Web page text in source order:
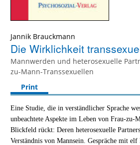
Jannik Brauckmann
Die Wirklichkeit
Mannwerden und heterosexuelle
zu-Mann-Transsexuellen
Print
Eine Studie, die in verständlicher Sprache
unbeachtete Aspekte im Leben von Frau-zu-
Blickfeld rückt: Deren heterosexuelle
Verständnis von Mannsein. Gespräche mit elf